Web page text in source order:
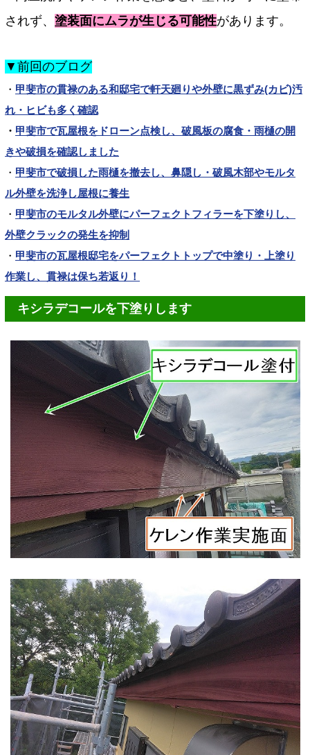
されず、 塗装面にムラが生じる可能性があります。
▼前回のブログ
・ 甲斐市の貫禄のある和邸宅で軒天廻りや外壁に黒ずみ(カビ)汚
れ・ヒビも多く確認
・ 甲斐市で瓦屋根をドローン点検し、破風板の腐食・雨樋の開
きや破損を確認しました
・ 甲斐市で破損した雨樋を撤去し、鼻隠し・破風木部やモルタ
ル外壁を洗浄し屋根に養生
・ 甲斐市のモルタル外壁にパーフェクトフィラーを下塗りし、
外壁クラックの発生を抑制
・ 甲斐市の瓦屋根邸宅をパーフェクトトップで中塗り・上塗り
作業し、貫禄は保ち若返り！
キシラデコールを下塗りします